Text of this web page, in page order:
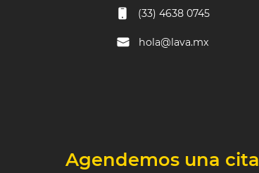
(33) 4638 0745
hola@lava.mx
Agendemos una cita